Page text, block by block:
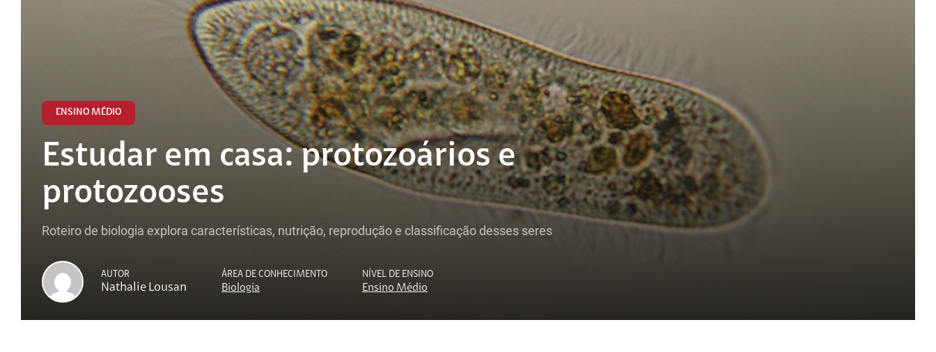
ENSINO MÉDIO
Estudar em casa: protozoários e
protozooses
Roteiro de biologia explora características, nutrição, reprodução e classificação desses seres
AUTOR
Nathalie Lousan
ÁREA DE CONHECIMENTO
Biologia
NÍVEL DE ENSINO
Ensino Médio